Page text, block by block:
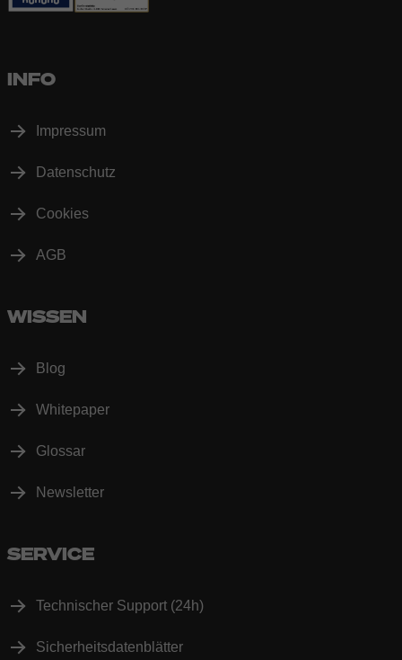
INFO
Impressum
Datenschutz
Cookies
AGB
WISSEN
Blog
Whitepaper
Glossar
Newsletter
SERVICE
Technischer Support (24h)
Sicherheitsdatenblätter